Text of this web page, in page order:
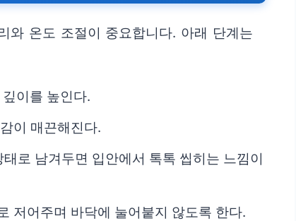
와 온도 조절이 중요합니다. 아래 단계는
이를 높인다.
이 매끈해진다.
로 남겨두면 입안에서 톡톡 씹히는 느낌이
저어주며 바닥에 눌어붙지 않도록 한다.